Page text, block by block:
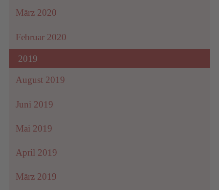
März 2020
Februar 2020
2019
August 2019
Juni 2019
Mai 2019
April 2019
März 2019